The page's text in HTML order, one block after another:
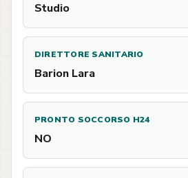
Studio
DIRETTORE SANITARIO
Barion Lara
PRONTO SOCCORSO H24
NO